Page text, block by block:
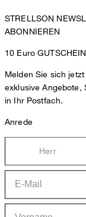
STRELLSON
ABONNIEREN
10 Euro
Melden Sie sich
exklusive Angebote,
in Ihr Postfach.
Anrede
Herr